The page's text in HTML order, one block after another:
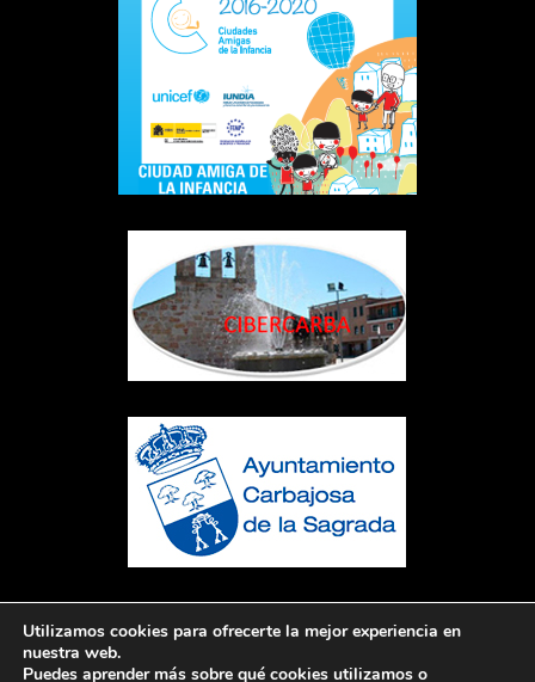
Utilizamos cookies para ofrecerte la mejor experiencia en
nuestra web.
Puedes aprender más sobre qué cookies utilizamos o